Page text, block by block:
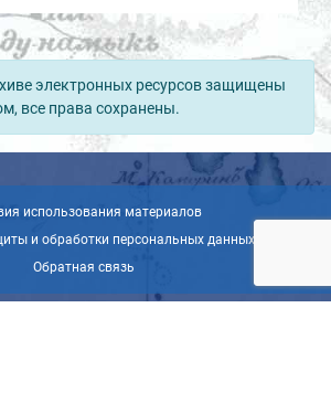
электронных ресурсов защищены
все права сохранены.
использования материалов
и обработки персональных данных
Обратная связь